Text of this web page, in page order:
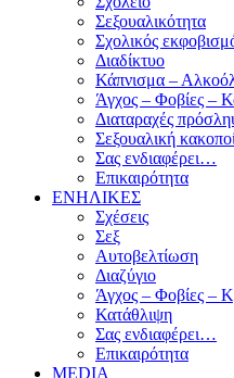
Σεξουαλικότητα
Σχολικός
Διαδίκτυο
Κάπνισμα –
Άγχος – Φοβίες –
Διαταραχές
Σεξουαλική
Σας ενδιαφέρει…
Επικαιρότητα
ΕΝΗΛΙΚΕΣ
Σχέσεις
Σεξ
Αυτοβελτίωση
Διαζύγιο
Άγχος – Φοβίες –
Κατάθλιψη
Σας ενδιαφέρει…
Επικαιρότητα
MEDIA